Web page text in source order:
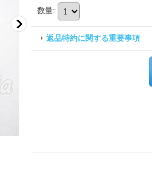
数量:
返品特約に関する重要事項